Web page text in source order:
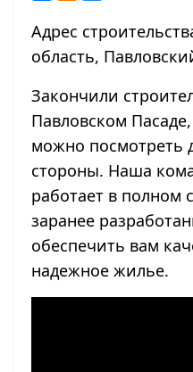
Адрес
область,
Закончили
Павловском
можно посмотреть
стороны. Наша
работает в полном
заранее
обеспечить вам
надежное жилье.